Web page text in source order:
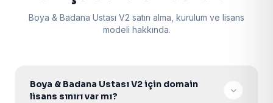
Boya & Badana Ustası V2 satın alma, kurulum ve lisans
modeli hakkında.
Boya & Badana Ustası V2 için domain
lisans sınırı var mı?